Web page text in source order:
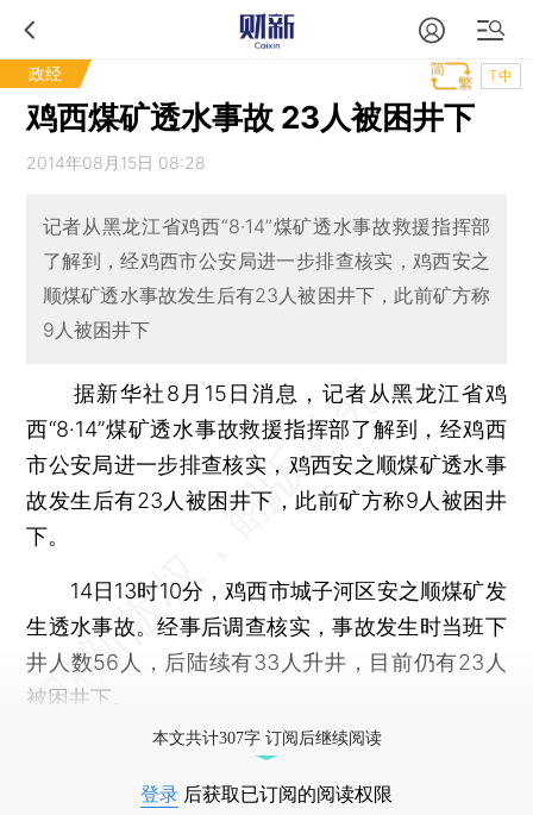
政经 T中
鸡西煤矿透水事故 23人被困井下
2014年08月15日 08:28
记者从黑龙江省鸡西“8·14”煤矿透水事故救援指挥部
了解到，经鸡西市公安局进一步排查核实，鸡西安之
顺煤矿透水事故发生后有23人被困井下，此前矿方称
9人被困井下
据新华社8月15日消息，记者从黑龙江省鸡
西“8·14”煤矿透水事故救援指挥部了解到，经鸡西
市公安局进一步排查核实，鸡西安之顺煤矿透水事
故发生后有23人被困井下，此前矿方称9人被困井
下。
14日13时10分，鸡西市城子河区安之顺煤矿发
生透水事故。经事后调查核实，事故发生时当班下
井人数56人，后陆续有33人升井，目前仍有23人
被困井下。
本文共计307字 订阅后继续阅读
登录 后获取已订阅的阅读权限